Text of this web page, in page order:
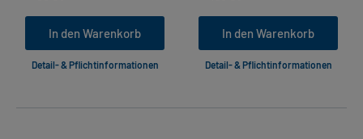
In den Warenkorb
Detail- & Pflichtinformationen
In den Warenkorb
Detail- & Pflichtinformationen